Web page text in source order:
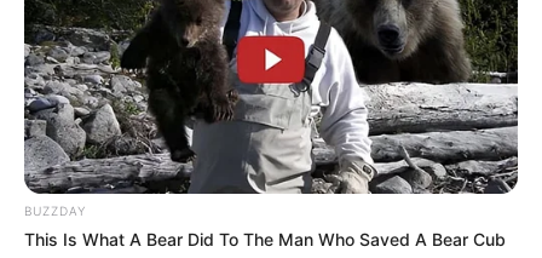
A prática de apostar em jogos de azar pode ser cativante,
oferecendo uma mistura de emoção e entretenimento. No
entanto, para desfrutar plenamente dessa atividade, é
essencial abordá-la com discernimento e responsabilidade.
Aqui estão algumas orientações fundamentais para garantir
que suas experiências de apostas sejam positivas e
equilibradas.
Entenda os riscos do jogo
BUZZDAY
This Is What A Bear Did To The Man Who Saved A Bear Cub